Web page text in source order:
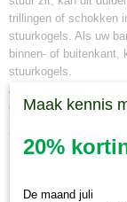
trillingen of schokken
stuurkogels. Als uw
binnen- of buitenkant,
stuurkogels.
Als u tijdens het
geklapper, kan dit
Controleer bij twijfel
1 van onze
Maak kennis
20%
De maand juli